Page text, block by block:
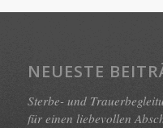
NEUESTE
Sterbe- und
für einen liebevollen